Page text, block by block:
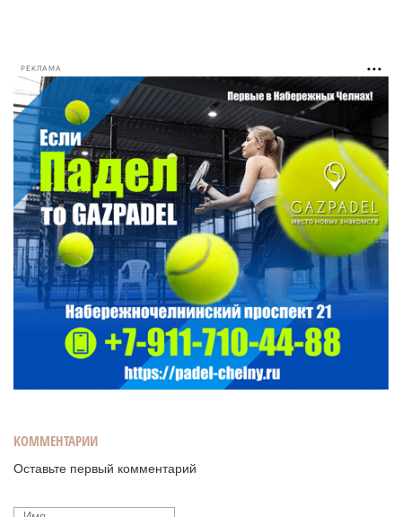
РЕКЛАМА
КОММЕНТАРИИ
Оставьте первый комментарий